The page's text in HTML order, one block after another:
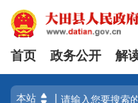
首页 政务公开 解